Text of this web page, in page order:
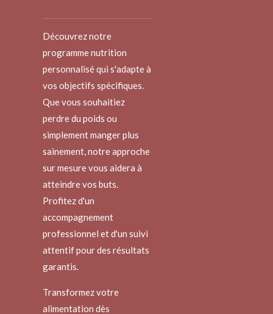
Découvrez notre
programme nutrition
personnalisé qui s'adapte à
vos objectifs spécifiques.
Que vous souhaitiez
perdre du poids ou
simplement manger plus
sainement, notre approche
sur mesure vous aidera à
atteindre vos buts.
Profitez d'un
accompagnement
professionnel et d'un suivi
attentif pour des résultats
garantis.
Transformez votre
alimentation dès